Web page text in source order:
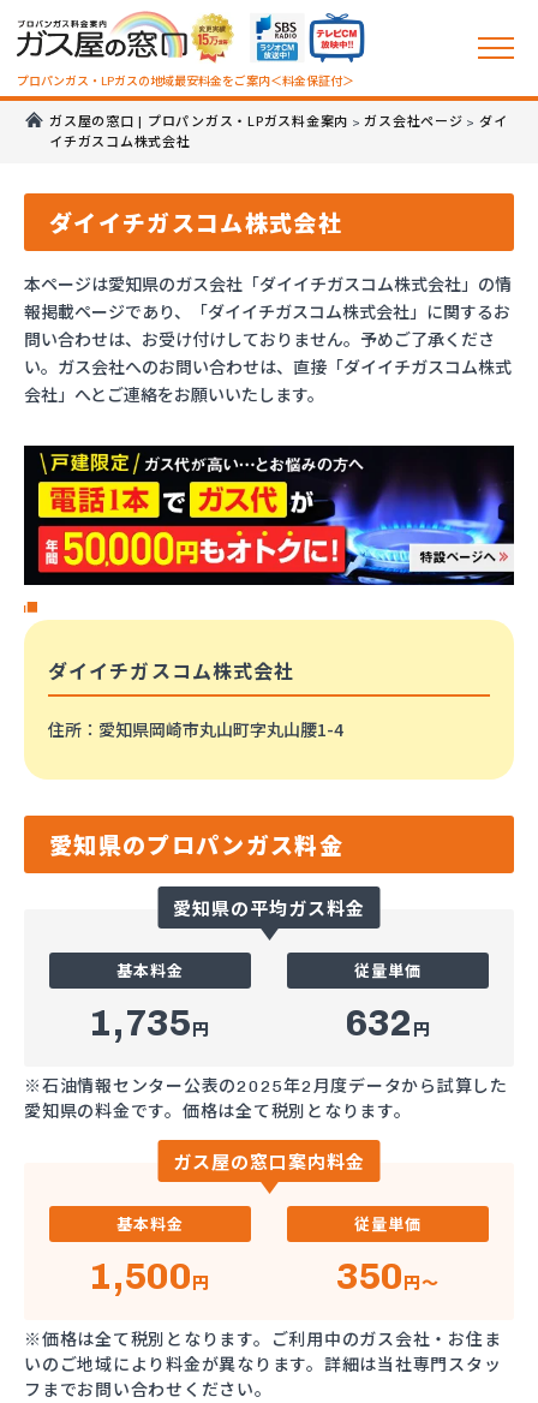
プロパンガス・LPガスの地域最安料金をご案内＜料金保証付＞
ガス屋の窓口 | プロパンガス・LPガス料金案内 >ガス会社ページ > ダイ
イチガスコム株式会社
ダイイチガスコム株式会社
本ページは愛知県のガス会社「ダイイチガスコム株式会社」の情
報掲載ページであり、「ダイイチガスコム株式会社」に関するお
問い合わせは、お受け付けしておりません。予めご了承くださ
い。ガス会社へのお問い合わせは、直接「ダイイチガスコム株式
会社」へとご連絡をお願いいたします。
ダイイチガスコム株式会社
住所 ：愛知県岡崎市丸山町字丸山腰1-4
愛知県のプロパンガス料金
愛知県の平均ガス料金
基本料金
1,735円
従量単価
632 円
※石油情報センター公表の2025年2月度データから試算した
愛知県の料金です。価格は全て税別となります。
ガス屋の窓口案内料金
基本料金
1,500円
従量単価
350円～
※価格は全て税別となります。ご利用中のガス会社・お住ま
いのご地域により料金が異なります。詳細は当社専門スタッ
フまでお問い合わせください。